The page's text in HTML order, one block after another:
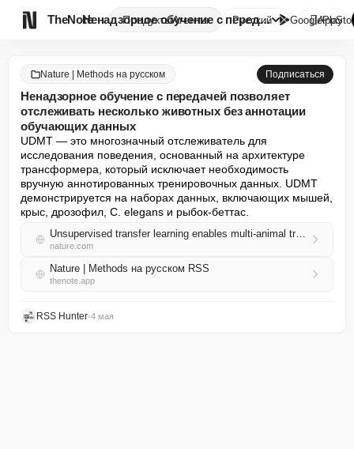
TheNote ПродуктыАгенты Ненадзорное обучение с передач...
Русский GooglePlay

Nature | Methods на русском Подписаться
Ненадзорное обучение с передачей позволяет
отслеживать несколько животных без аннотации
обучающих данных
UDMT — это многозначный отслеживатель для
исследования поведения, основанный на архитектуре
трансформера, который исключает необходимость
вручную аннотированных тренировочных данных. UDMT
демонстрируется на наборах данных, включающих мышей,
крыс, дрозофил, C. elegans и рыбок-беттас.
Unsupervised transfer learning enables multi-animal tracking without training annotation
nature.com
Nature | Methods на русском RSS
thenote.app
RSS Hunter•4 мая